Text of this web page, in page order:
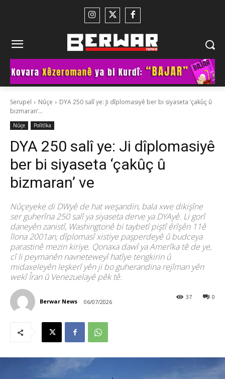
Serupel Nûçe
DYA 250 salî ye: Ji dîplomasiyê ber bi siyaseta ‘çakûç û
bizmaran’...
Nûçe Polîtîka
DYA 250 salî ye: Ji dîplomasiyê
ber bi siyaseta ‘çakûç û
bizmaran’ ve
Nûçeyeke di DWyê de hat weşandin, bala xwe dikişîne
ser guherîna 250 salî ya siyaseta derve ya DYAyê. Li gorî
daneyên zanistî, Washingtonê bi taybetî piştî êrîşên 11ê
îlona 2001an, dîplomasî xistiye paşperdeyê û budceya
parastinê mezin kiriye. Qonaxa dawî ya Amerîka tê de ye,
cî li peymanên navneteweyî hatîye tengkirin û
midaxeleyên leşkerî yên ji bo guherandina rejîman yên
wekî Îran û Venezuelayê pêk tê.
Berwar News 06/07/2026
0
37